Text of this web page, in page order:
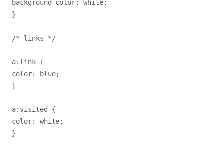
background-color: white;
}
/* links */
a:link {
color: blue;
}
a:visited {
color: white;